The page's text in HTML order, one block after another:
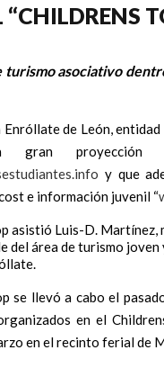
asociativo
de León,
gran
y que
e información juvenil “
asistió Luis-D. Martínez,
del área de turismo
se llevó a cabo el
en el
en el recinto ferial de